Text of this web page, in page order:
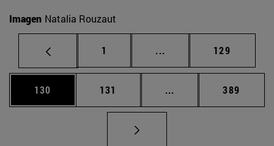
Imagen Natalia Rouzaut
Página
1 ... Páginas intermedias
Página
129
Página
130 Página
131 ... Páginas intermedias
Página
389